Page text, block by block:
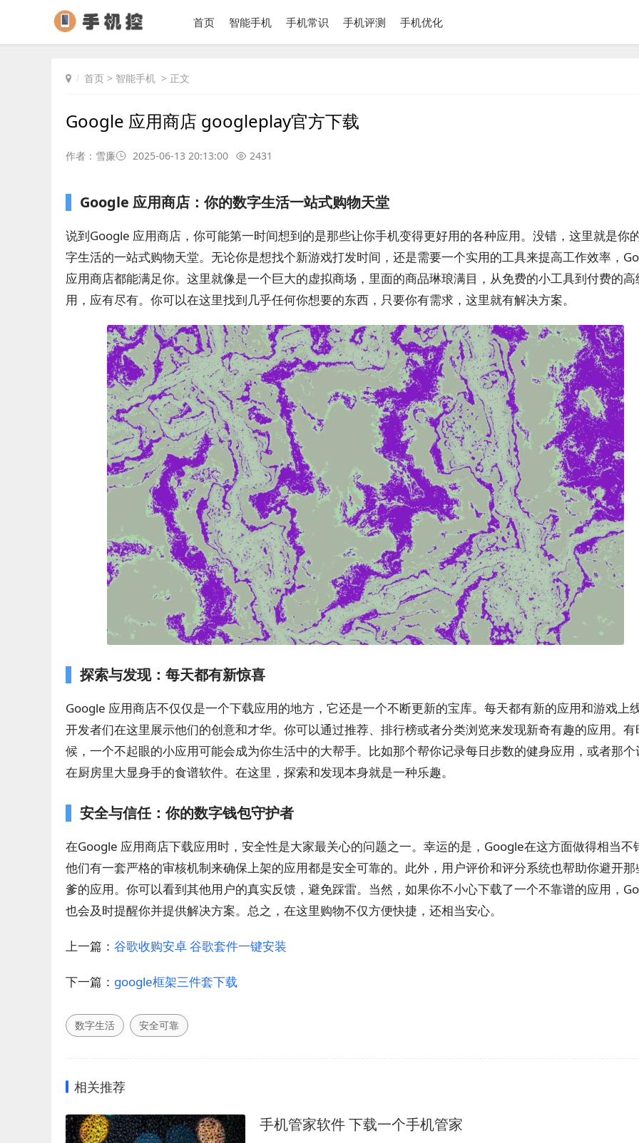
首页 智能手机 手机常识 手机评测 手机优化
首页 > 智能手机 > 正文
Google 应用商店 googleplay官方下载
作者：雪廉 2025-06-13 20:13:00 2431
Google 应用商店：你的数字生活一站式购物天堂
说到Google 应用商店，你可能第一时间想到的是那些让你手机变得更好用的各种应用。没错，这里就是你
字生活的一站式购物天堂。无论你是想找个新游戏打发时间，还是需要一个实用的工具来提高工作效率，
应用商店都能满足你。这里就像是一个巨大的虚拟商场，里面的商品琳琅满目，从免费的小工具到付费的高
用，应有尽有。你可以在这里找到几乎任何你想要的东西，只要你有需求，这里就有解决方案。
探索与发现：每天都有新惊喜
Google 应用商店不仅仅是一个下载应用的地方，它还是一个不断更新的宝库。每天都有新的应用和游戏上
开发者们在这里展示他们的创意和才华。你可以通过推荐、排行榜或者分类浏览来发现新奇有趣的应用。有
候，一个不起眼的小应用可能会成为你生活中的大帮手。比如那个帮你记录每日步数的健身应用，或者那个
在厨房里大显身手的食谱软件。在这里，探索和发现本身就是一种乐趣。
安全与信任：你的数字钱包守护者
在Google 应用商店下载应用时，安全性是大家最关心的问题之一。幸运的是，Google在这方面做得相当不
他们有一套严格的审核机制来确保上架的应用都是安全可靠的。此外，用户评价和评分系统也帮助你避开那
爹的应用。你可以看到其他用户的真实反馈，避免踩雷。当然，如果你不小心下载了一个不靠谱的应用，
也会及时提醒你并提供解决方案。总之，在这里购物不仅方便快捷，还相当安心。
上一篇： 谷歌收购安卓 谷歌套件一键安装
下一篇： google框架三件套下载
数字生活 安全可靠
相关推荐
手机管家软件 下载一个手机管家